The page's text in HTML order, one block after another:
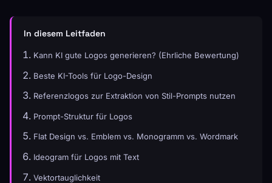
In diesem Leitfaden
Kann KI gute Logos generieren? (Ehrliche Bewertung)
Beste KI-Tools für Logo-Design
Referenzlogos zur Extraktion von Stil-Prompts nutzen
Prompt-Struktur für Logos
Flat Design vs. Emblem vs. Monogramm vs. Wordmark
Ideogram für Logos mit Text
Vektortauglichkeit